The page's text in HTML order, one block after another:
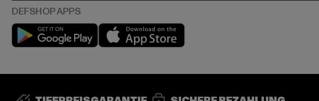
Play market